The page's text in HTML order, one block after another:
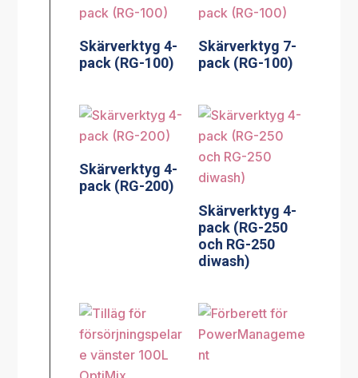
Skärverktyg 4-
pack (RG-100)
Skärverktyg 7-
pack (RG-100)
Skärverktyg 4-
pack (RG-200)
Skärverktyg 4-
pack (RG-250
och RG-250
diwash)